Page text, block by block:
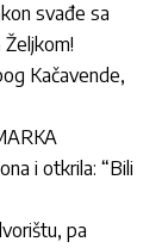
svađe sa
Kačavende,
i otkrila: “Bili
pa